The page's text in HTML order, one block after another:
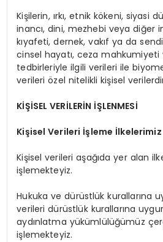
Kişilerin, ırkı, etnik kökeni, siyasi
inancı, dini, mezhebi veya diğer
kıyafeti, dernek, vakıf ya da
cinsel hayatı, ceza mahkumiyeti
tedbirleriyle ilgili verileri ile
verileri özel nitelikli kişisel
KİŞİSEL VERİLERİN İŞLENMESİ
Kişisel Verileri İşleme İlkelerimiz
Kişisel verileri aşağıda yer alan
işlemekteyiz.
Hukuka ve dürüstlük kurallarına
verileri dürüstlük kurallarına
aydınlatma yükümlülüğümüz
işlemekteyiz.